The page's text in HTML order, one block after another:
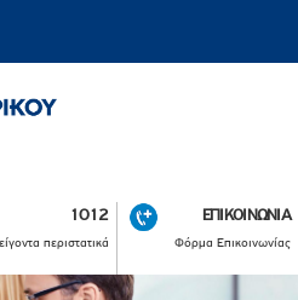
1012
περιστατικά
ΕΠΙΚΟΙΝΩΝΙΑ
Φόρμα Επικοινωνίας